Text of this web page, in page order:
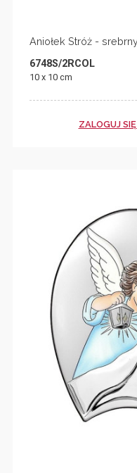
Aniołek Stróż -
6748S/2RCOL
10 x 10 cm
ZALOGUJ